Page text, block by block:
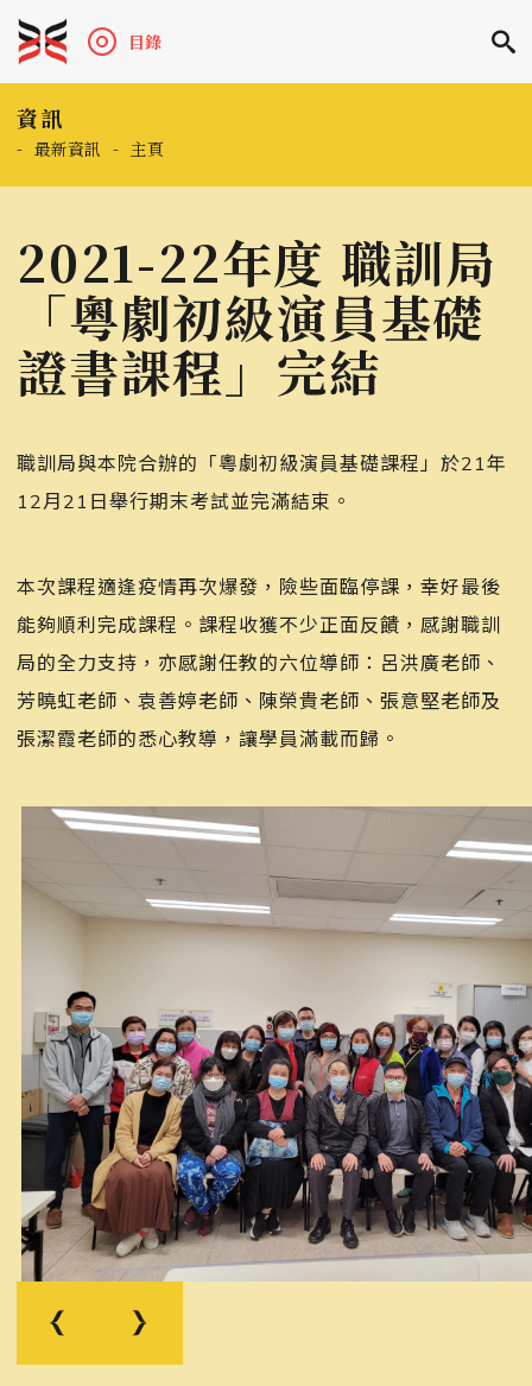
目錄
資訊
- 最新資訊 - 主頁
2021-22年度 職訓局
「粵劇初級演員基礎
證書課程」完結
職訓局與本院合辦的「粵劇初級演員基礎課程」於21年
12月21日舉行期末考試並完滿結束。
本次課程適逢疫情再次爆發，險些面臨停課，幸好最後
能夠順利完成課程。課程收獲不少正面反饋，感謝職訓
局的全力支持，亦感謝任教的六位導師：呂洪廣老師、
芳曉虹老師、袁善婷老師、陳榮貴老師、張意堅老師及
張潔霞老師的悉心教導，讓學員滿載而歸。